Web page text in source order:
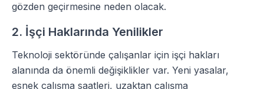
gözden geçirmesine neden olacak.
2. İşçi Haklarında Yenilikler
Teknoloji sektöründe çalışanlar için işçi hakları
alanında da önemli değişiklikler var. Yeni yasalar,
esnek çalışma saatleri, uzaktan çalışma